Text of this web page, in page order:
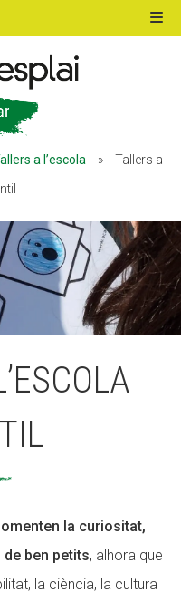
a l’escola »
Tallers a
la curiositat,
de ben petits, alhora que
la ciència, la cultura
ESPLAI
I JOVES